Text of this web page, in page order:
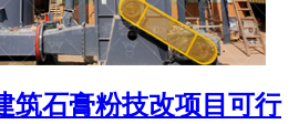
筑石膏粉技改项目可行